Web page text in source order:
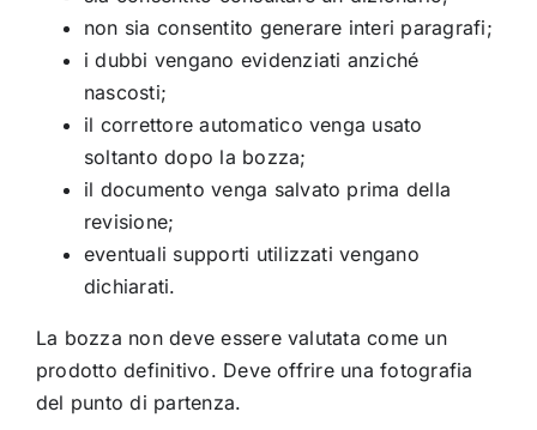
non sia consentito generare interi paragrafi;
i dubbi vengano evidenziati anziché
nascosti;
il correttore automatico venga usato
soltanto dopo la bozza;
il documento venga salvato prima della
revisione;
eventuali supporti utilizzati vengano
dichiarati.
La bozza non deve essere valutata come un
prodotto definitivo. Deve offrire una fotografia
del punto di partenza.